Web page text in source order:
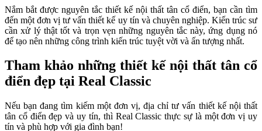
Nắm bắt được nguyên tắc thiết kế nội thất tân cổ điển, bạn cần tìm
đến một đơn vị tư vấn thiết kế uy tín và chuyên nghiệp. Kiến trúc sư
cần xử lý thật tốt và trọn vẹn những nguyên tắc này, ứng dụng nó
để tạo nên những công trình kiến trúc tuyệt vời và ấn tượng nhất.
Tham khảo những thiết kế nội thất tân cổ
điển đẹp tại Real Classic
Nếu bạn đang tìm kiếm một đơn vị, địa chỉ tư vấn thiết kế nội thất
tân cổ điển đẹp và uy tín, thì Real Classic thực sự là một đơn vị uy
tín và phù hợp với gia đình bạn!